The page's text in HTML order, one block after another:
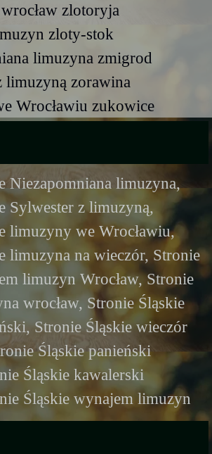
zlotoryja
zloty-stok
limuzyna zmigrod
limuzyną zorawina
Wrocławiu zukowice
Niezapomniana limuzyna,
Sylwester z limuzyną,
limuzyny we Wrocławiu,
limuzyna na wieczór, Stronie
limuzyn Wrocław, Stronie
wrocław, Stronie Śląskie
Stronie Śląskie wieczór
Śląskie panieński
Śląskie kawalerski
Śląskie wynajem limuzyn